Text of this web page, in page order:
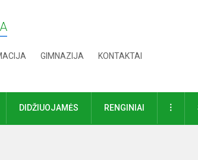
GIMNAZIJA
KONTAKTAI
DIDŽIUOJAMĖS RENGINIAI